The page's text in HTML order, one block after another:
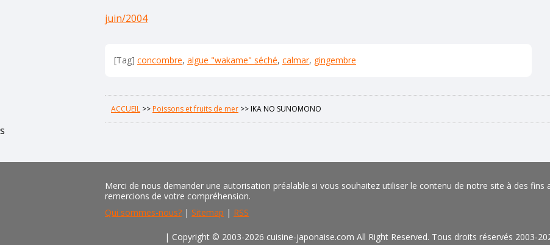
juin/2004
[Tag] concombre, algue "wakame" séché, calmar, gingembre
ACCUEIL >>Poissons et fruits de mer >>IKA NO SUNOMONO
s
Merci de nous demander une autorisation préalable si vous souhaitez utiliser le contenu de notre site à des fins
remercions de votre compréhension.
Qui sommes-nous? | Sitemap | RSS
| Copyright © 2003-2026 cuisine-japonaise.com All Right Reserved. Tous droits réservés 2003-